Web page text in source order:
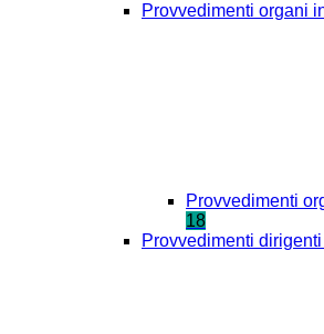
Provvedimenti organi
Provvedimenti
18
Provvedimenti